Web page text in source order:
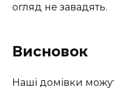
огляд не завадять.
Висновок
Наші домівки